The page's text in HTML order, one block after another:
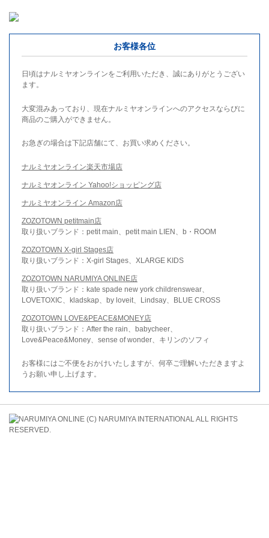
お客様各位
日頃はナルミヤオンラインをご利用いただき、誠にありがとうござい
ます。
大変混みあっており、現在ナルミヤオンラインへのアクセスならびに
商品のご購入ができません。
お急ぎの場合は下記店舗にて、お買い求めください。
ナルミヤオンライン楽天市場店
ナルミヤオンライン Yahoo!ショッピング店
ナルミヤオンライン Amazon店
ZOZOTOWN petitmain店
取り扱いブランド：petit main、petit main LIEN、b・ROOM
ZOZOTOWN X-girl Stages店
取り扱いブランド：X-girl Stages、XLARGE KIDS
ZOZOTOWN NARUMIYA ONLINE店
取り扱いブランド：kate spade new york childrenswear、
LOVETOXIC、kladskap、by loveit、Lindsay、BLUE CROSS
ZOZOTOWN LOVE&PEACE&MONEY店
取り扱いブランド：After the rain、babycheer、
Love&Peace&Money、sense of wonder、キリンのソフィ
お客様にはご不便をおかけいたしますが、何卒ご理解いただきますよ
うお願い申し上げます。